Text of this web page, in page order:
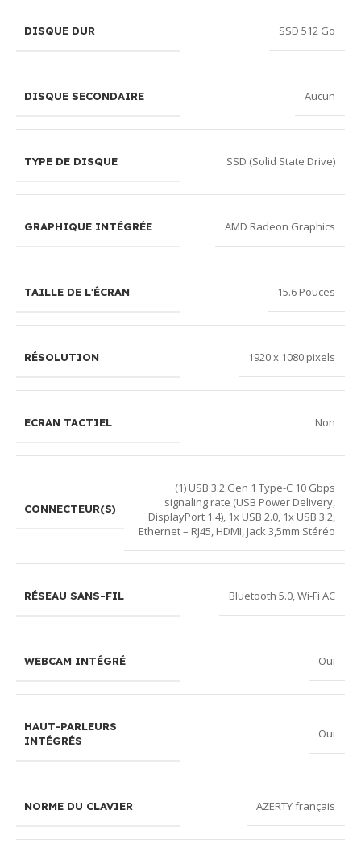
DISQUE DUR SSD 512 Go
DISQUE SECONDAIRE Aucun
TYPE DE DISQUE SSD (Solid State Drive)
GRAPHIQUE INTÉGRÉE AMD Radeon Graphics
TAILLE DE L'ÉCRAN 15.6 Pouces
RÉSOLUTION 1920 x 1080 pixels
ECRAN TACTIEL Non
CONNECTEUR(S)
(1) USB 3.2 Gen 1 Type-C 10 Gbps
signaling rate (USB Power Delivery,
DisplayPort 1.4), 1x USB 2.0, 1x USB 3.2,
Ethernet – RJ45, HDMI, Jack 3,5mm Stéréo
RÉSEAU SANS-FIL Bluetooth 5.0,Wi-Fi AC
WEBCAM INTÉGRÉ Oui
HAUT-PARLEURS
INTÉGRÉS
Oui
NORME DU CLAVIER AZERTY français